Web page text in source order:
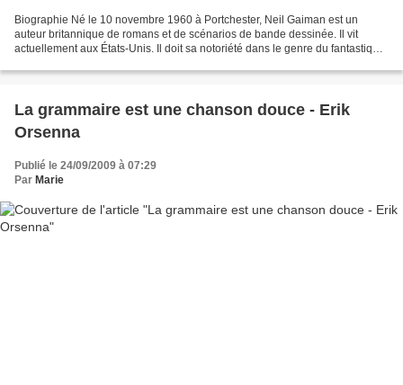
Biographie Né le 10 novembre 1960 à Portchester, Neil Gaiman est un
auteur britannique de romans et de scénarios de bande dessinée. Il vit
actuellement aux États-Unis. Il doit sa notoriété dans le genre du fantastique
La grammaire est une chanson douce - Erik
Orsenna
Publié le 24/09/2009 à 07:29
Par Marie